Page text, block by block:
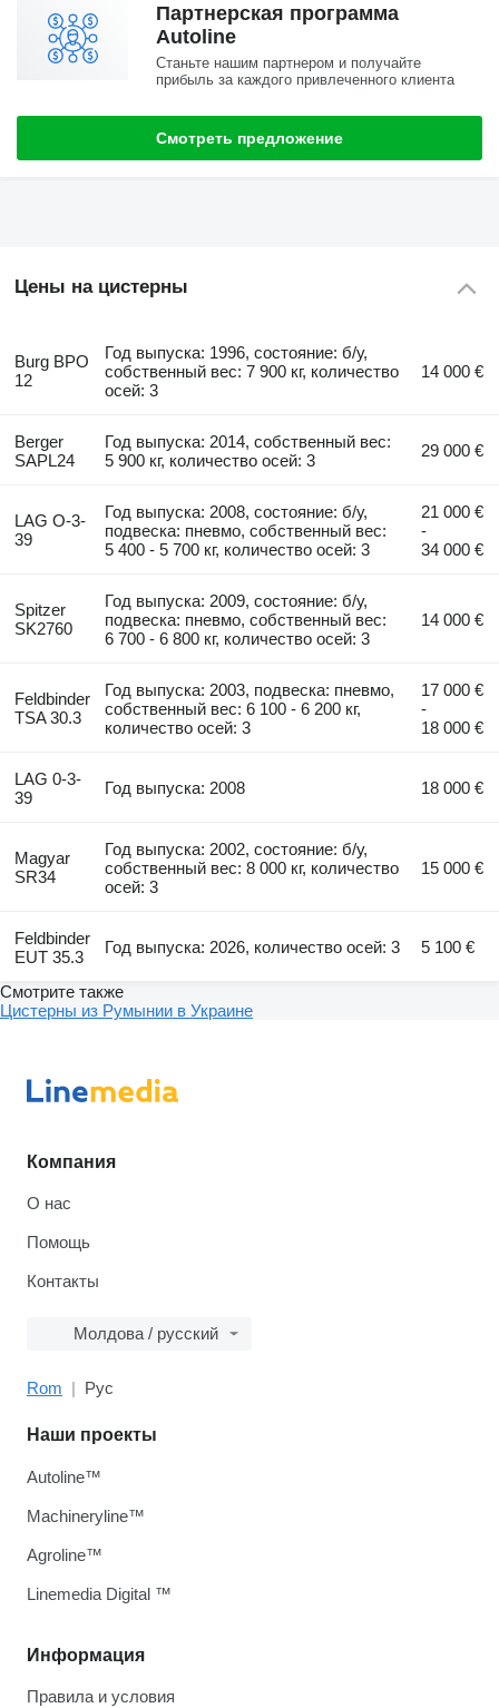
Партнерская программа
Autoline
Станьте нашим партнером и получайте
прибыль за каждого привлеченного клиента
Смотреть предложение
Цены на цистерны
Burg BPO
12
Год выпуска: 1996, состояние: б/у,
собственный вес: 7 900 кг, количество
осей: 3
14 000 €
Berger
SAPL24
Год выпуска: 2014, собственный вес:
5 900 кг, количество осей: 3
29 000 €
LAG O-3-
39
Год выпуска: 2008, состояние: б/у,
подвеска: пневмо, собственный вес:
5 400 - 5 700 кг, количество осей: 3
21 000 €
-
34 000 €
Spitzer
SK2760
Год выпуска: 2009, состояние: б/у,
подвеска: пневмо, собственный вес:
6 700 - 6 800 кг, количество осей: 3
14 000 €
Feldbinder
TSA 30.3
Год выпуска: 2003, подвеска: пневмо,
собственный вес: 6 100 - 6 200 кг,
количество осей: 3
17 000 €
-
18 000 €
LAG 0-3-
39
Год выпуска: 2008 18 000 €
Magyar
SR34
Год выпуска: 2002, состояние: б/у,
собственный вес: 8 000 кг, количество
осей: 3
15 000 €
Feldbinder
EUT 35.3
Год выпуска: 2026, количество осей: 3 5 100 €
Смотрите также
Цистерны из Румынии в Украине
Компания
О нас
Помощь
Контакты
Молдова / русский
Rom Рус
Информация
Правила и условия
Наши проекты
Autoline™
Machineryline™
Agroline™
Linemedia Digital ™